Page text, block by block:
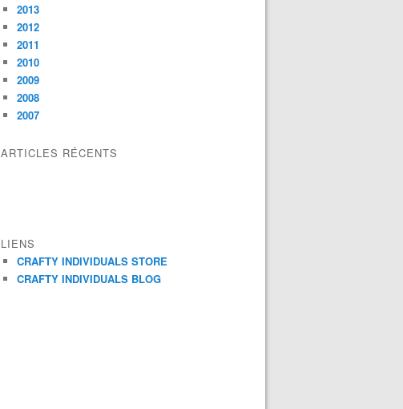
2013
2012
2011
2010
2009
2008
2007
ARTICLES RÉCENTS
LIENS
CRAFTY INDIVIDUALS STORE
CRAFTY INDIVIDUALS BLOG